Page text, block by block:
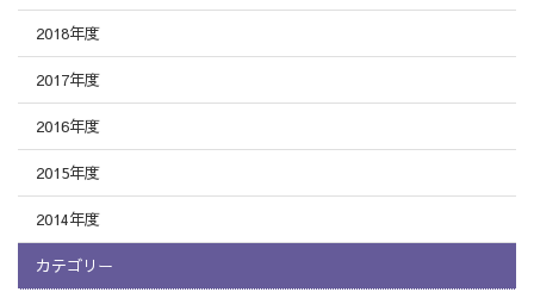
2018年度
2017年度
2016年度
2015年度
2014年度
カテゴリー